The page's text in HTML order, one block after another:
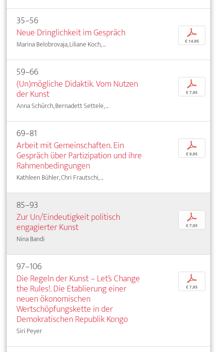
35–56
Neue Dringlichkeit im Gespräch
Marina Belobrovaja, Liliane Koch, ...
p
€ 14,95
59–66
(Un)mögliche Didaktik. Vom Nutzen
der Kunst
Anna Schürch, Bernadett Settele, ...
p
€ 7,95
69–81
Arbeit mit Gemeinschaften. Ein
Gespräch über Partizipation und ihre
Rahmenbedingungen
Kathleen Bühler, Chri Frautschi, ...
p
€ 9,95
85–93
Zur Un/Eindeutigkeit politisch
engagierter Kunst
Nina Bandi
p
€ 7,95
97–106
Die Regeln der Kunst – Let’s Change
the Rules!. Die Etablierung einer
neuen ökonomischen
Wertschöpfungskette in der
Demokratischen Republik Kongo
Siri Peyer
p
€ 7,95